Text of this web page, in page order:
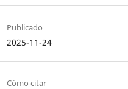
Publicado
2025-11-24
Cómo citar